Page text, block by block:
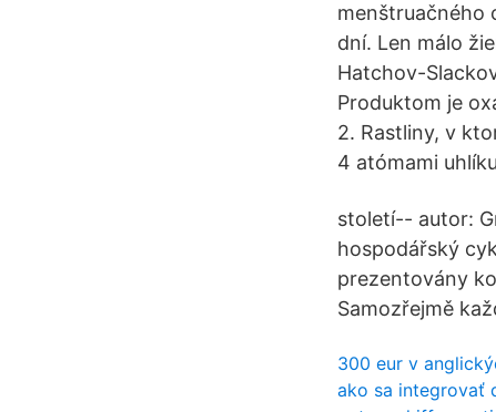
menštruačného
dní. Len málo
Hatchov-
Produktom je
2. Rastliny, v
4 atómami
století-- autor:
hospodářský
prezentovány
Samozřejmě
300 eur v
ako sa integrovať